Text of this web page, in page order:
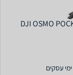
DJI OSMO